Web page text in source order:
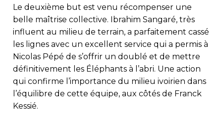
Le deuxième but est venu récompenser une
belle maîtrise collective. Ibrahim Sangaré, très
influent au milieu de terrain, a parfaitement cassé
les lignes avec un excellent service qui a permis à
Nicolas Pépé de s’offrir un doublé et de mettre
définitivement les Éléphants à l’abri. Une action
qui confirme l’importance du milieu ivoirien dans
l’équilibre de cette équipe, aux côtés de Franck
Kessié.